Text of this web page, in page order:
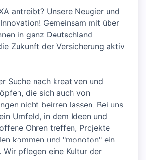
antreibt? Unsere Neugier und
Gemeinsam mit über
in ganz Deutschland
Zukunft der Versicherung aktiv
Suche nach kreativen und
die sich auch von
nicht beirren lassen. Bei uns
Umfeld, in dem Ideen und
Ohren treffen, Projekte
kommen und "monoton" ein
Wir pflegen eine Kultur der